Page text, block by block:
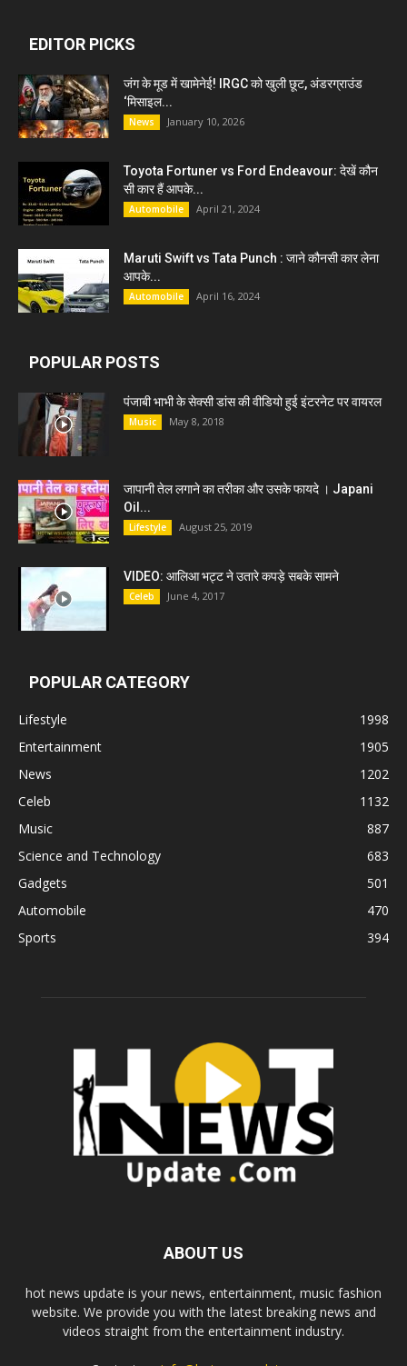
EDITOR PICKS
जंग के मूड में खामेनेई! IRGC को खुली छूट, अंडरग्राउंड
‘मिसाइल...
News January 10, 2026
Toyota Fortuner vs Ford Endeavour: देखें कौन
सी कार हैं आपके...
Automobile April 21, 2024
Maruti Swift vs Tata Punch : जाने कौनसी कार लेना
आपके...
Automobile April 16, 2024
POPULAR POSTS
पंजाबी भाभी के सेक्सी डांस की वीडियो हुई इंटरनेट पर वायरल
Music May 8, 2018
जापानी तेल लगाने का तरीका और उसके फायदे । Japani
Oil...
Lifestyle August 25, 2019
VIDEO: आलिआ भट्ट ने उतारे कपड़े सबके सामने
Celeb June 4, 2017
POPULAR CATEGORY
Lifestyle
1998
Entertainment
1905
News
1202
Celeb
1132
Music
887
Science and Technology
683
Gadgets
501
Automobile
470
Sports
394
ABOUT US
hot news update is your news, entertainment, music fashion
website. We provide you with the latest breaking news and
videos straight from the entertainment industry.